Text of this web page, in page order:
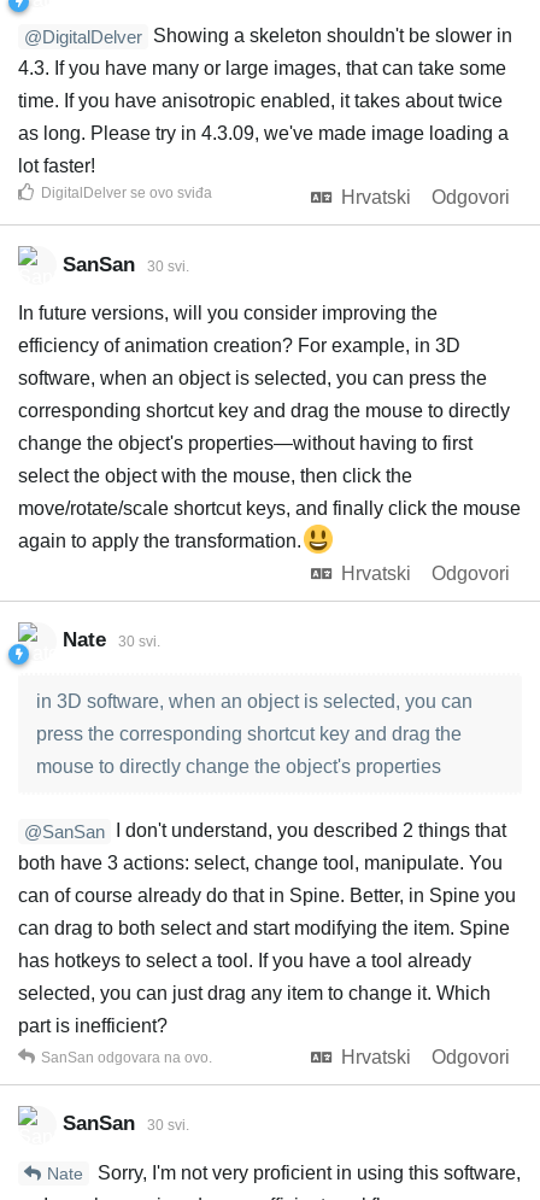
@DigitalDelver Showing a skeleton shouldn't be slower in
4.3. If you have many or large images, that can take some
time. If you have anisotropic enabled, it takes about twice
as long. Please try in 4.3.09, we've made image loading a
lot faster!
Hrvatski
Odgovori
DigitalDelver se ovo sviđa
SanSan 30 svi.
In future versions, will you consider improving the
efficiency of animation creation? For example, in 3D
software, when an object is selected, you can press the
corresponding shortcut key and drag the mouse to directly
change the object's properties—without having to first
select the object with the mouse, then click the
move/rotate/scale shortcut keys, and finally click the mouse
again to apply the transformation.
Hrvatski
Odgovori
Nate 30 svi.
in 3D software, when an object is selected, you can
press the corresponding shortcut key and drag the
mouse to directly change the object's properties
@SanSan
I don't understand, you described 2 things that
both have 3 actions: select, change tool, manipulate. You
can of course already do that in Spine. Better, in Spine you
can drag to both select and start modifying the item. Spine
has hotkeys to select a tool. If you have a tool already
selected, you can just drag any item to change it. Which
part is inefficient?
Hrvatski
Odgovori
SanSan odgovara na ovo.
SanSan 30 svi.
Nate
Sorry, I'm not very proficient in using this software,